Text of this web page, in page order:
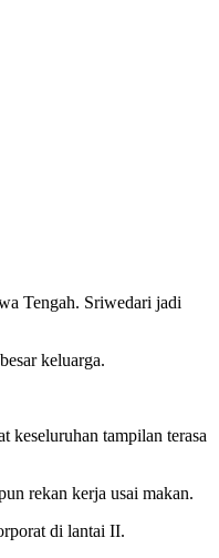
Tengah. Sriwedari jadi
keluarga.
keseluruhan tampilan terasa
rekan kerja usai makan.
di lantai II.